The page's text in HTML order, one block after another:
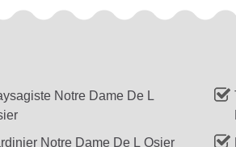
Notre Dame De L
Notre Dame De L Osier